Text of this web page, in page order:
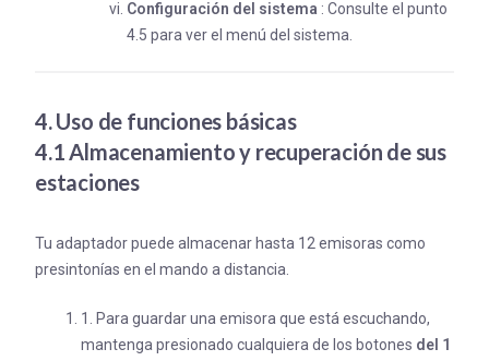
Configuración del sistema : Consulte el punto
4.5 para ver el menú del sistema.
4. Uso de funciones básicas
4.1 Almacenamiento y recuperación de sus
estaciones
Tu adaptador puede almacenar hasta 12 emisoras como
presintonías en el mando a distancia.
1. Para guardar una emisora que está escuchando,
mantenga presionado cualquiera de los botones del 1